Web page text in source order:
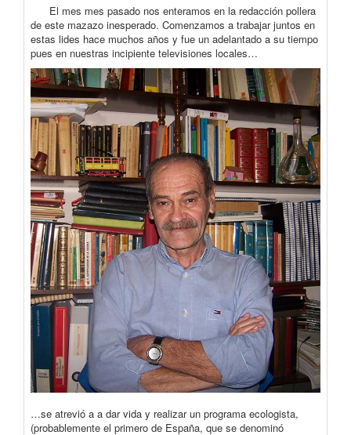
El mes mes pasado nos enteramos en la redacción pollera
de este mazazo inesperado. Comenzamos a trabajar juntos en
estas lides hace muchos años y fue un adelantado a su tiempo
pues en nuestras incipiente televisiones locales…
…se atrevió a a dar vida y realizar un programa ecologista,
(probablemente el primero de España, que se denominó